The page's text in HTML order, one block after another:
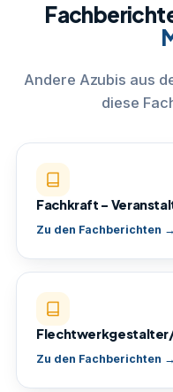
Andere Azubis aus
diese
Fachkraft –
Zu den Fachberichten →
Zu den Fachberichten →